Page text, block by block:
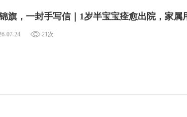
旗，一封手写信｜1岁半宝宝痊愈出院，家属
07-24 21次